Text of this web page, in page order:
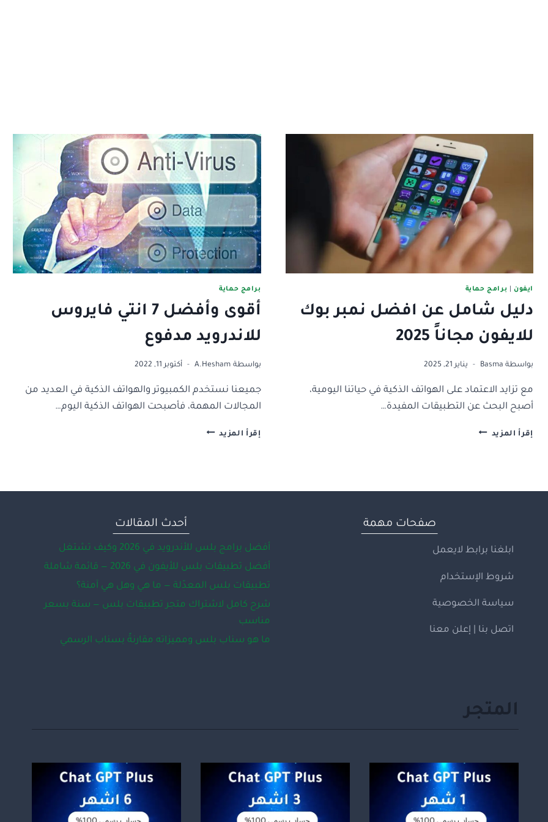
ايفون| برامج حماية
دليل شامل عن افضل نمبر بوك
للايفون مجاناً 2025
بواسطة Basma يناير 21, 2025
مع تزايد الاعتماد على الهواتف الذكية في حياتنا اليومية،
أصبح البحث عن التطبيقات المفيدة…
إقرأ المزيد دليل
برامج حماية
أقوى وأفضل 7 انتي فايروس
للاندرويد مدفوع
بواسطة A.Hesham أكتوبر 11, 2022
جميعنا نستخدم الكمبيوتر والهواتف الذكية في العديد من
المجالات المهمة، فأصبحت الهواتف الذكية اليوم…
إقرأ المزيد أقوى
صفحات مهمة
ابلغنا برابط لايعمل
شروط الإستخدام
سياسة الخصوصية
اتصل بنا | إعلن معنا
أحدث المقالات
أفضل برامج بلس للأندرويد في 2026 وكيف تشتغل
أفضل تطبيقات بلس للأيفون في 2026 — قائمة شاملة
تطبيقات بلس المعدّلة — ما هي وهل هي آمنة؟
شرح كامل لاشتراك متجر تطبيقات بلس — سنة بسعر
مناسب
ما هو سناب بلس ومميزاته مقارنةً بسناب الرسمي
المتجر